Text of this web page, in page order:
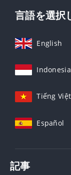
言語を選択
English
Indonesia
Tiếng Việt
Español
記事